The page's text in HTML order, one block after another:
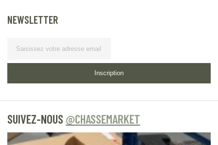
NEWSLETTER
Inscription
SUIVEZ-NOUS @CHASSEMARKET